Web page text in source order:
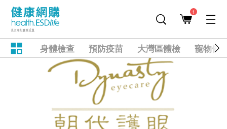
1
身體檢查 預防疫苗 大灣區體檢 寵物健